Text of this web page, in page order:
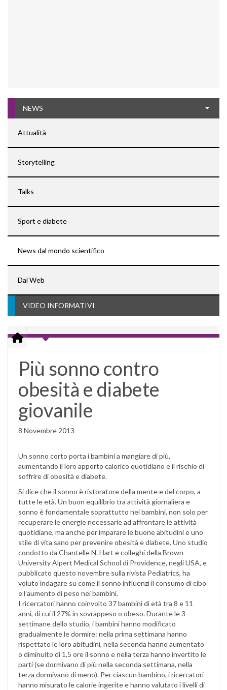
NEWS
Attualità
Storytelling
Talks
Sport e diabete
News dal mondo scientifico
Dal Web
VIDEO INFORMATIVI
Più sonno contro
obesità e diabete
giovanile
8 Novembre 2013
Un sonno corto porta i bambini a mangiare di più,
aumentando il loro apporto calorico quotidiano e il rischio di
soffrire di obesità e diabete.
Si dice che il sonno è ristoratore della mente e del corpo, a
tutte le età. Un buon equilibrio tra attività giornaliera e
sonno è fondamentale soprattutto nei bambini, non solo per
recuperare le energie necessarie ad affrontare le attività
quotidiane, ma anche per imparare le buone abitudini e uno
stile di vita sano per prevenire obesità e diabete. Uno studio
condotto da Chantelle N. Hart e colleghi della Brown
University Alpert Medical School di Providence, negli USA, e
pubblicato questo novembre sulla rivista Pediatrics, ha
voluto indagare su come il sonno influenzi il consumo di cibo
e l’aumento di peso nei bambini.
I ricercatori hanno coinvolto 37 bambini di età tra 8 e 11
anni, di cui il 27% in sovrappeso o obeso. Durante le 3
settimane dello studio, i bambini hanno modificato
gradualmente le dormire: nella prima settimana hanno
rispettato le loro abitudini, nella seconda hanno aumentato
o diminuito di 1,5 ore il sonno e nella terza hanno invertito le
parti (se dormivano di più nella seconda settimana, nella
terza dormivano di meno). Per ciascun bambino, i ricercatori
hanno misurato le calorie ingerite e hanno valutato i livelli di